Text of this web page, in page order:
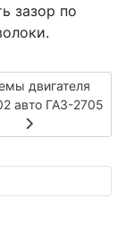
зазор по
Системы
двигателя
авто ГАЗ-2705